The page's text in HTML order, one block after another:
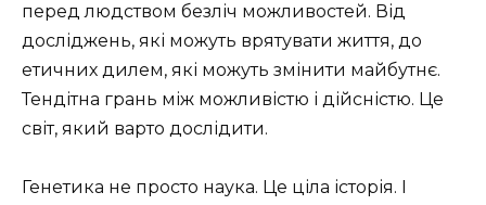
перед людством безліч можливостей. Від
досліджень, які можуть врятувати життя, до
етичних дилем, які можуть змінити майбутнє.
Тендітна грань між можливістю і дійсністю. Це
світ, який варто дослідити.
Генетика не просто наука. Це ціла історія. І